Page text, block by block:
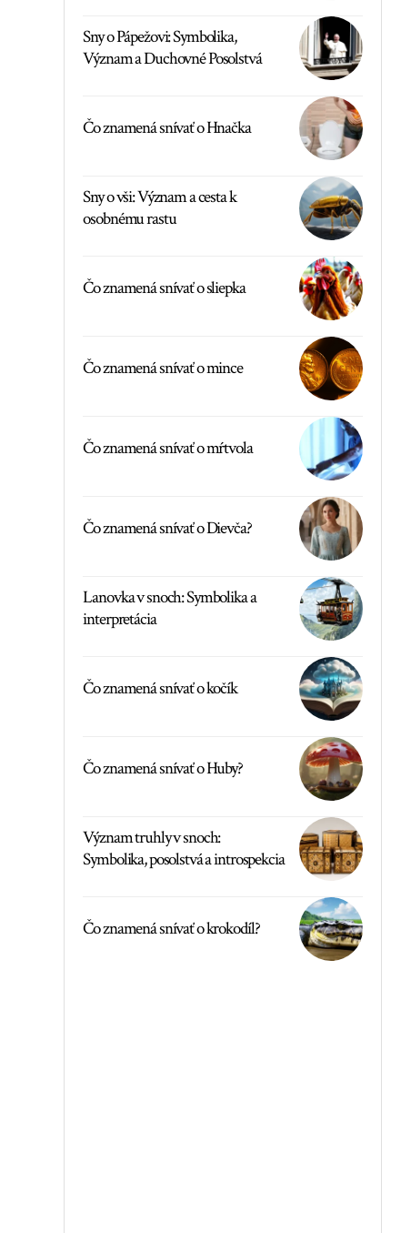
Sny o Pápežovi: Symbolika,
Význam a Duchovné Posolstvá
Čo znamená snívať o Hnačka
Sny o vši: Význam a cesta k
osobnému rastu
Čo znamená snívať o sliepka
Čo znamená snívať o mince
Čo znamená snívať o mŕtvola
Čo znamená snívať o Dievča?
Lanovka v snoch: Symbolika a
interpretácia
Čo znamená snívať o kočík
Čo znamená snívať o Huby?
Význam truhly v snoch:
Symbolika, posolstvá a introspekcia
Čo znamená snívať o krokodíl?